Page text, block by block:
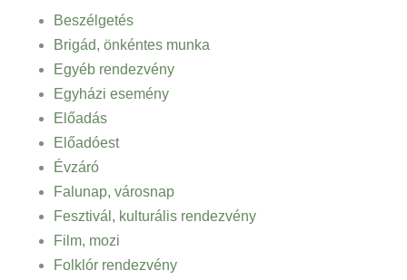
Beszélgetés
Brigád, önkéntes munka
Egyéb rendezvény
Egyházi esemény
Előadás
Előadóest
Évzáró
Falunap, városnap
Fesztivál, kulturális rendezvény
Film, mozi
Folklór rendezvény